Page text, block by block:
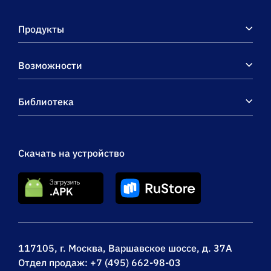
117105, г. Москва, Варшавское шоссе, д. 37А
Отдел продаж: +7 (495) 662-98-03
Скачать на устройство
Продукты
Возможности
Библиотека